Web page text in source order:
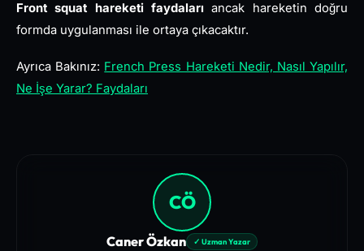
Front squat hareketi faydaları ancak hareketin doğru
formda uygulanması ile ortaya çıkacaktır.
Ayrıca Bakınız: French Press Hareketi Nedir, Nasıl Yapılır,
Ne İşe Yarar? Faydaları
CÖ
Caner Özkan ✓ Uzman Yazar